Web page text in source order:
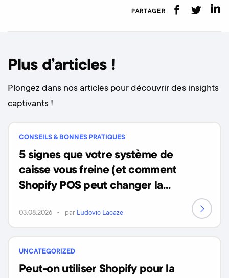
PARTAGER
Plus d’articles !
Plongez dans nos articles pour découvrir des insights
captivants !
CONSEILS & BONNES PRATIQUES
5 signes que votre système de
caisse vous freine (et comment
Shopify POS peut changer la
03.08.2026 par Ludovic Lacaze
UNCATEGORIZED
Peut-on utiliser Shopify pour la